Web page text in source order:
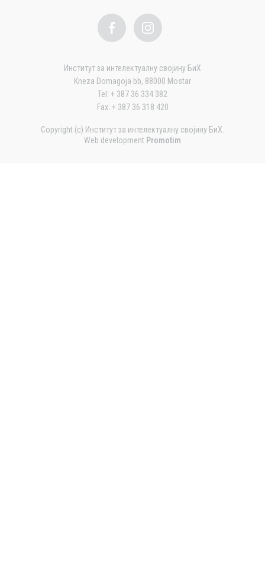
Институт за интелектуалну својину БиХ
Kneza Domagoja bb, 88000 Mostar
Tel: + 387 36 334 382
Fax: + 387 36 318 420
Copyright (c) Институт за интелектуалну својину БиХ.
Web development Promotim